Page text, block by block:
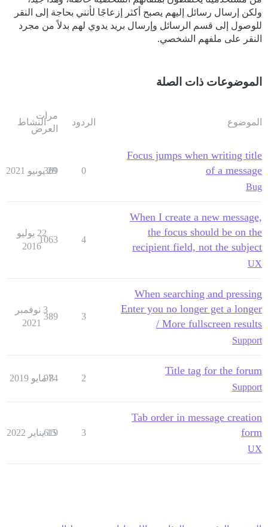
ولكن إرسال رسائل إليهم يصبح أكثر إزعاجًا لأنني بحاجة إلى النقر
للوصول إلى قسم الرسائل وإرسال بريد يدوي لهم بدلاً من مجرد
النقر على ملفهم الشخصي.
الموضوعات ذات الصلة
الموضوع الردود
مرات
العرض
النشاط
Focus jumps when writing title
of a message
Bug
0
369
29 يونيو 2021
When I create a new message,
the focus should be on the
recipient field, not the subject
UX
4
1063
22 يوليو
2016
When searching and pressing
Enter you no longer get a longer
/ More fullscreen results
Support
3
389
3 نوفمبر
2021
Title tag for the forum
Support
2
974
8 مايو 2019
Tab order in message creation
form
UX
3
619
15 يناير 2022